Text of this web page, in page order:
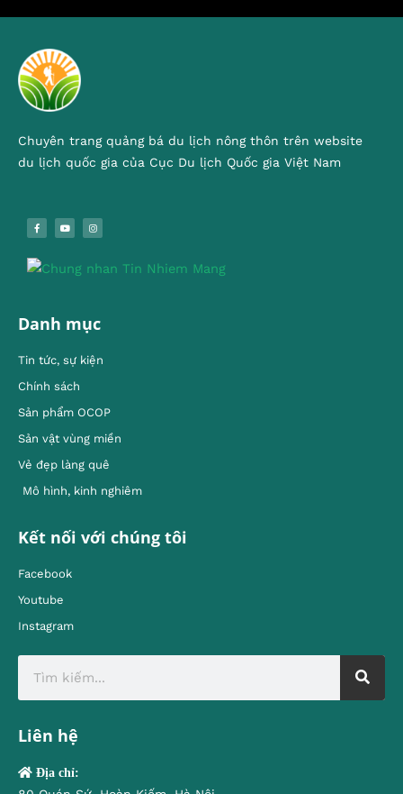
Chuyên trang quảng bá du lịch nông thôn trên website
du lịch quốc gia của Cục Du lịch Quốc gia Việt Nam
Danh mục
Tin tức, sự kiện
Chính sách
Sản phẩm OCOP
Sản vật vùng miền
Vẻ đẹp làng quê
Mô hình, kinh nghiêm
Kết nối với chúng tôi
Facebook
Youtube
Instagram
Liên hệ
Địa chỉ: